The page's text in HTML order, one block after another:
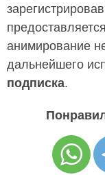
анимирование
дальнейшего
подписка.